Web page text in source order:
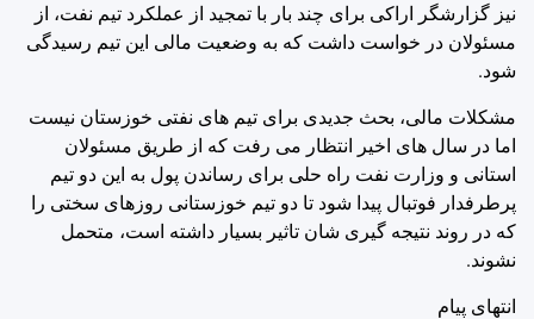
نیز گزارشگر اراکی برای چند بار با تمجید از عملکرد تیم نفت، از
مسئولان در خواست داشت که به وضعیت مالی این تیم رسیدگی
شود.
مشکلات مالی، بحث جدیدی برای تیم های نفتی خوزستان نیست
اما در سال های اخیر انتظار می رفت که از طریق مسئولان
استانی و وزارت نفت راه حلی برای رساندن پول به این دو تیم
پرطرفدار فوتبال پیدا شود تا دو تیم خوزستانی روزهای سختی را
که در روند نتیجه گیری شان تاثیر بسیار داشته است، متحمل
نشوند.
انتهای پیام